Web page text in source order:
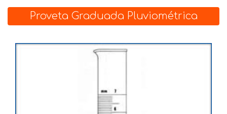
Proveta Graduada Pluviométrica